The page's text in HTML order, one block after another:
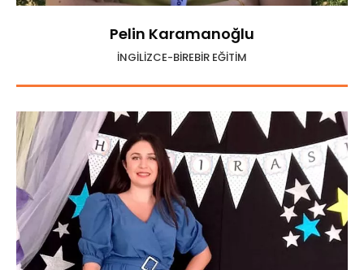
Pelin Karamanoğlu
İNGİLİZCE-BİREBİR EĞİTİM